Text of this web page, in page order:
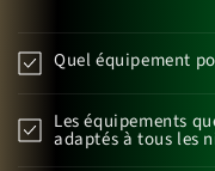
Quel équipement
Les équipements
adaptés à tous les